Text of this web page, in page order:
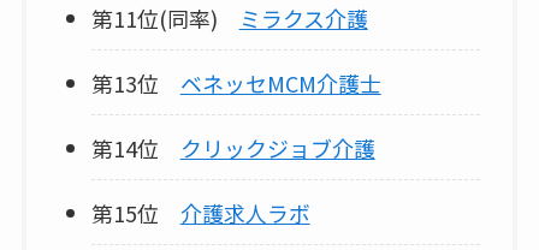
第11位(同率) ミラクス介護
第13位 ベネッセMCM介護士
第14位 クリックジョブ介護
第15位 介護求人ラボ